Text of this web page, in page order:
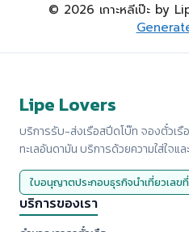
© 2026 เกาะหลีเป๊ะ by
Lipe Lovers
บริการรับ-ส่งเรือสปีดโบ๊ท จองตั๋วเรือ
ทะเลอันดามัน บริการด้วยความใส่ใจแ
ใบอนุญาตประกอบธุรกิจนำเที่ยวเล
บริการของเรา